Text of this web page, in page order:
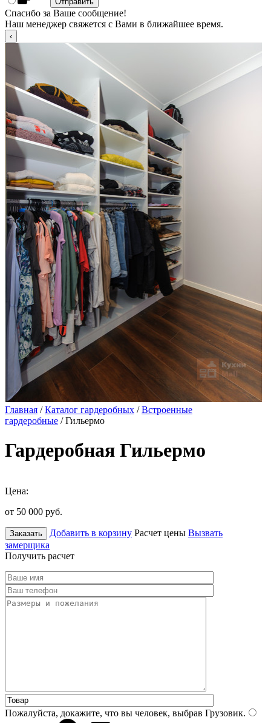
Спасибо за Ваше сообщение!
Наш менеджер свяжется с Вами в ближайшее время.
Главная /Каталог гардеробных /Встроенные
гардеробные / Гильермо
Гардеробная Гильермо
Цена:
от 50 000 руб.
Заказать Добавить в корзину Расчет цены Вызвать
замерщика
Получить расчет
Пожалуйста, докажите, что вы человек, выбрав Грузовик.